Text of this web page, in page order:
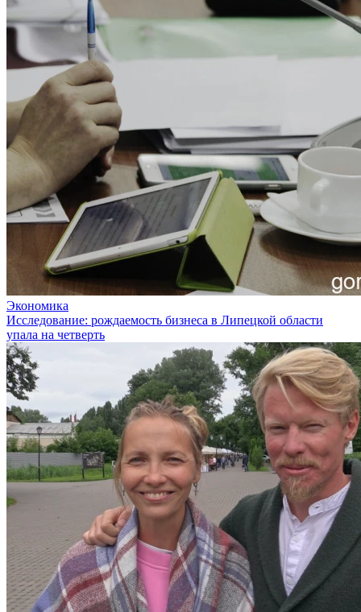
Экономика
Исследование: рождаемость бизнеса в Липецкой области
упала на четверть